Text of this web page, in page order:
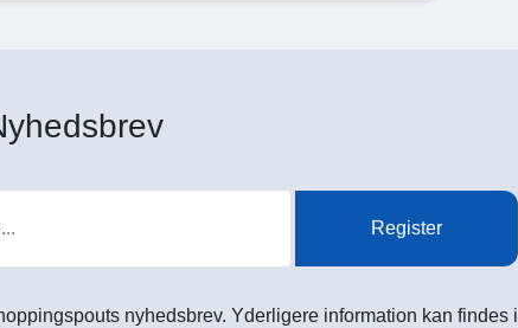
Register
nyhedsbrev. Yderligere information kan findes i